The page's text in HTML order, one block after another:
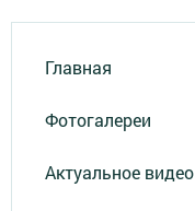
Главная
Фотогалереи
Актуальное видео